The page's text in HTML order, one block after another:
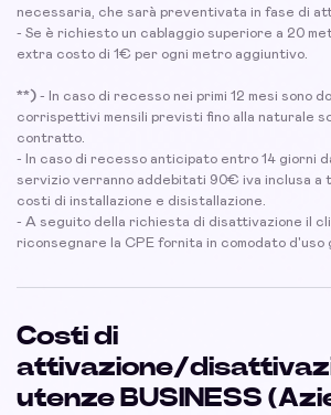
necessaria, che sarà preventivata in fase di
- Se è richiesto un cablaggio superiore a 20
extra costo di 1€ per ogni metro aggiuntivo.
**) - In caso di recesso nei primi 12 mesi sono
corrispettivi mensili previsti fino alla naturale
contratto.
- In caso di recesso anticipato entro 14 giorni
servizio verranno addebitati 90€ iva inclusa a
costi di installazione e disistallazione.
- A seguito della richiesta di disattivazione il
riconsegnare la CPE fornita in comodato d'uso
Costi di
attivazione/
utenze BUSINESS